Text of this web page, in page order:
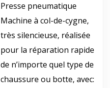
Presse pneumatique
Machine à col-de-cygne,
très silencieuse, réalisée
pour la réparation rapide
de n’importe quel type de
chaussure ou botte, avec: